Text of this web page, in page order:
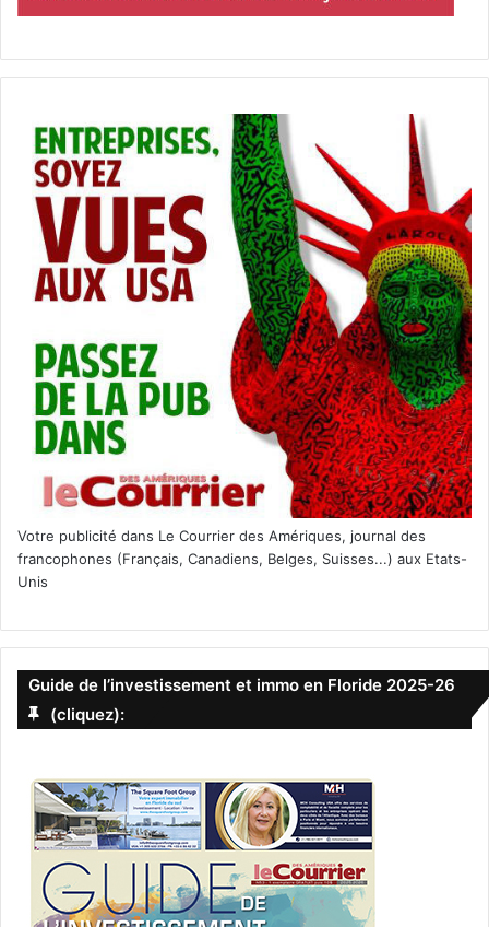
Votre publicité dans Le Courrier des Amériques, journal des
francophones (Français, Canadiens, Belges, Suisses...) aux Etats-
Unis
Guide de l’investissement et immo en Floride 2025-26
(cliquez):